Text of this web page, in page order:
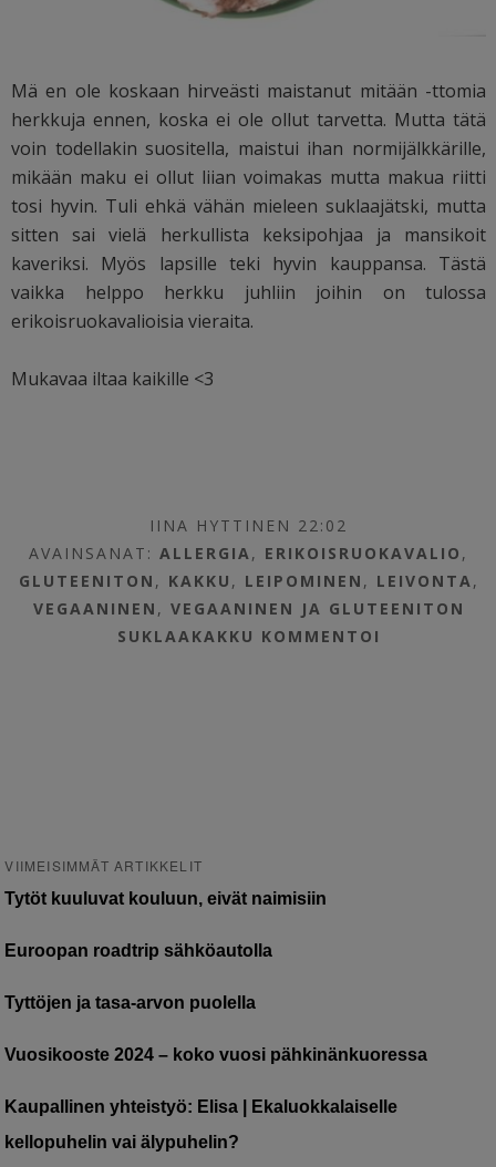
Mä en ole koskaan hirveästi maistanut mitään -ttomia
herkkuja ennen, koska ei ole ollut tarvetta. Mutta tätä
voin todellakin suositella, maistui ihan normijälkkärille,
mikään maku ei ollut liian voimakas mutta makua riitti
tosi hyvin. Tuli ehkä vähän mieleen suklaajätski, mutta
sitten sai vielä herkullista keksipohjaa ja mansikoit
kaveriksi. Myös lapsille teki hyvin kauppansa. Tästä
vaikka helppo herkku juhliin joihin on tulossa
erikoisruokavalioisia vieraita.
Mukavaa iltaa kaikille <3
IINA HYTTINEN 22:02
AVAINSANAT:ALLERGIA, ERIKOISRUOKAVALIO ,
GLUTEENITON , KAKKU , LEIPOMINEN , LEIVONTA,
VEGAANINEN , VEGAANINEN JA GLUTEENITON
SUKLAAKAKKU KOMMENTOI
VIIMEISIMMÄT ARTIKKELIT
Tytöt kuuluvat kouluun, eivät naimisiin
Euroopan roadtrip sähköautolla
Tyttöjen ja tasa-arvon puolella
Vuosikooste 2024 – koko vuosi pähkinänkuoressa
Kaupallinen yhteistyö: Elisa | Ekaluokkalaiselle
kellopuhelin vai älypuhelin?